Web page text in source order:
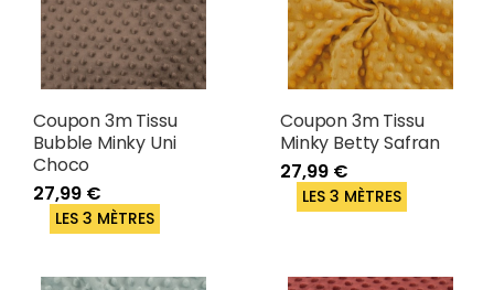
Coupon 3m Tissu
Bubble Minky Uni
Choco
27,99 €
LES 3 MÈTRES
Coupon 3m Tissu
Minky Betty Safran
27,99 €
LES 3 MÈTRES